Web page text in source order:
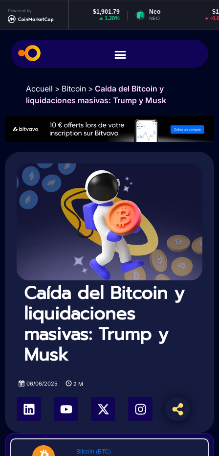
Powered by
Ethereum $1,901.79
ETH
Neo
Accueil > Bitcoin> Caída del Bitcoin y
liquidaciones masivas: Trump y Musk
Caída del Bitcoin y
liquidaciones
masivas: Trump y
Musk
06/06/2025 2 M
Bitcoin (BTC)